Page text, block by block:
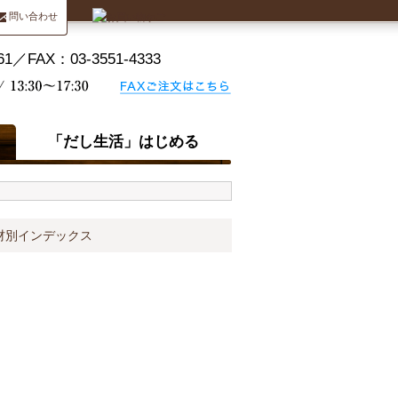
問い合わせ
「だし生活」はじめる
インデックス